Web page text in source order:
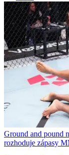
Ground and pound
rozhoduje zápasy